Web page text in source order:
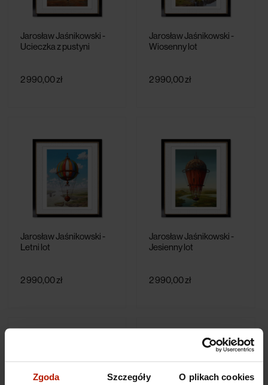
Zgoda Szczegóły O plikach cookies
Jarosław Jaśnikowski -
Ucieczka z pustyni
2 990,00 zł
Jarosław Jaśnikowski -
Wiosenny lot
2 990,00 zł
Jarosław Jaśnikowski -
Letni lot
2 990,00 zł
Jarosław Jaśnikowski -
Jesienny lot
2 990,00 zł